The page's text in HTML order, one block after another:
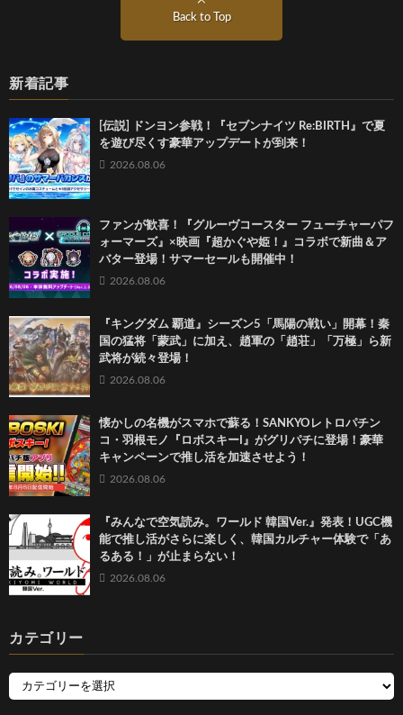
Back to Top
新着記事
[伝説] ドンヨン参戦！『セブンナイツ Re:BIRTH』で夏
を遊び尽くす豪華アップデートが到来！
2026.08.06
ファンが歓喜！『グルーヴコースター フューチャーパフ
ォーマーズ』×映画『超かぐや姫！』コラボで新曲＆ア
バター登場！サマーセールも開催中！
2026.08.06
『キングダム 覇道』シーズン5「馬陽の戦い」開幕！秦
国の猛将「蒙武」に加え、趙軍の「趙荘」「万極」ら新
武将が続々登場！
2026.08.06
懐かしの名機がスマホで蘇る！SANKYOレトロパチン
コ・羽根モノ『ロボスキーI』がグリパチに登場！豪華
キャンペーンで推し活を加速させよう！
2026.08.06
『みんなで空気読み。ワールド 韓国Ver.』発表！UGC機
能で推し活がさらに楽しく、韓国カルチャー体験で「あ
るある！」が止まらない！
2026.08.06
カテゴリー